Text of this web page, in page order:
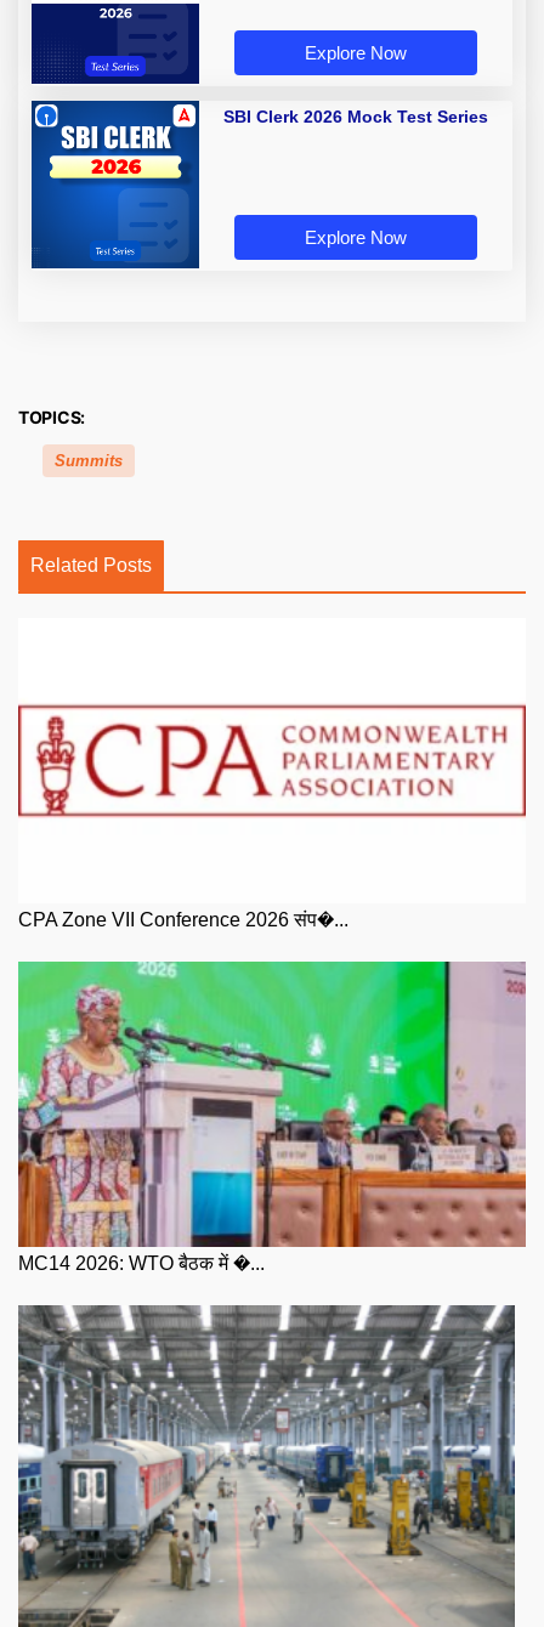
Explore Now
SBI Clerk 2026 Mock Test Series
Explore Now
TOPICS:
Summits
Related Posts
CPA Zone VII Conference 2026 संप�...
MC14 2026: WTO बैठक में �...